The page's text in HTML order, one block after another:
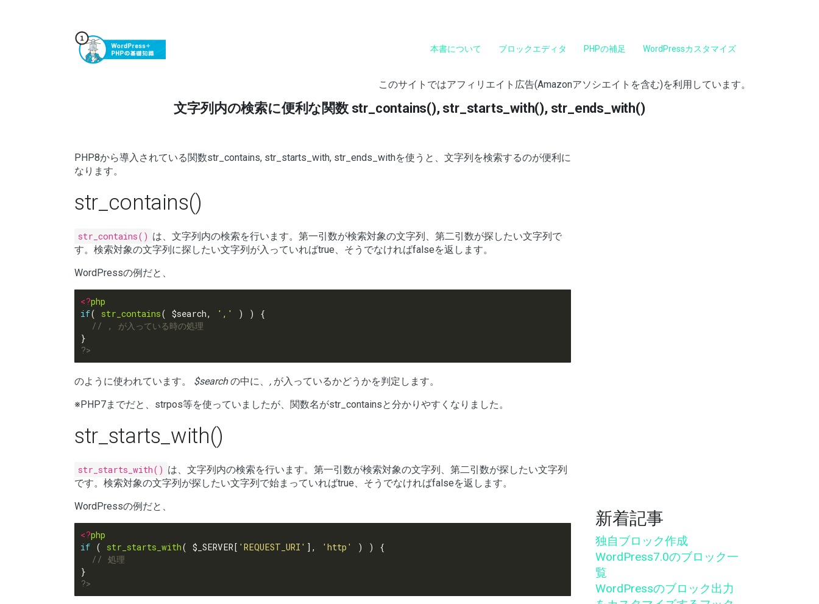
本書について ブロックエディタ PHPの補足 WordPressカスタマイズ
このサイトではアフィリエイト広告(Amazonアソシエイトを含む)を利用しています。
文字列内の検索に便利な関数 str_contains(), str_starts_with(), str_ends_with()
PHP8から導入されている関数str_contains, str_starts_with, str_ends_withを使うと、文字列を検索するのが便利に
なります。
str_contains()
str_contains() は、文字列内の検索を行います。第一引数が検索対象の文字列、第二引数が探したい文字列で
す。検索対象の文字列に探したい文字列が入っていればtrue、そうでなければfalseを返します。
WordPressの例だと、
<?php
if( str_contains( $search, ','
?>
のように使われています。 $searchの中に、 , が入っているかどうかを判定します。
※PHP7までだと、strpos等を使っていましたが、関数名がstr_containsと分かりやすくなりました。
str_starts_with()
str_starts_with() は、文字列内の検索を行います。第一引数が検索対象の文字列、第二引数が探したい文字列
です。検索対象の文字列が探したい文字列で始まっていればtrue、そうでなければfalseを返します。
WordPressの例だと、
<?php
if ( str_starts_with( $_SERVER[ 'REQUEST_URI' ], 'http'
?>
新着記事
独自ブロック作成
WordPress7.0のブロック一
覧
WordPressのブロック出力